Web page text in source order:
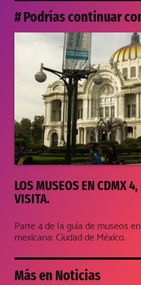
# Podrías continuar
LOS MUSEOS EN CDMX
VISITA.
Parte 4 de la guía de museos
mexicana: Ciudad de México.
Más en Noticias